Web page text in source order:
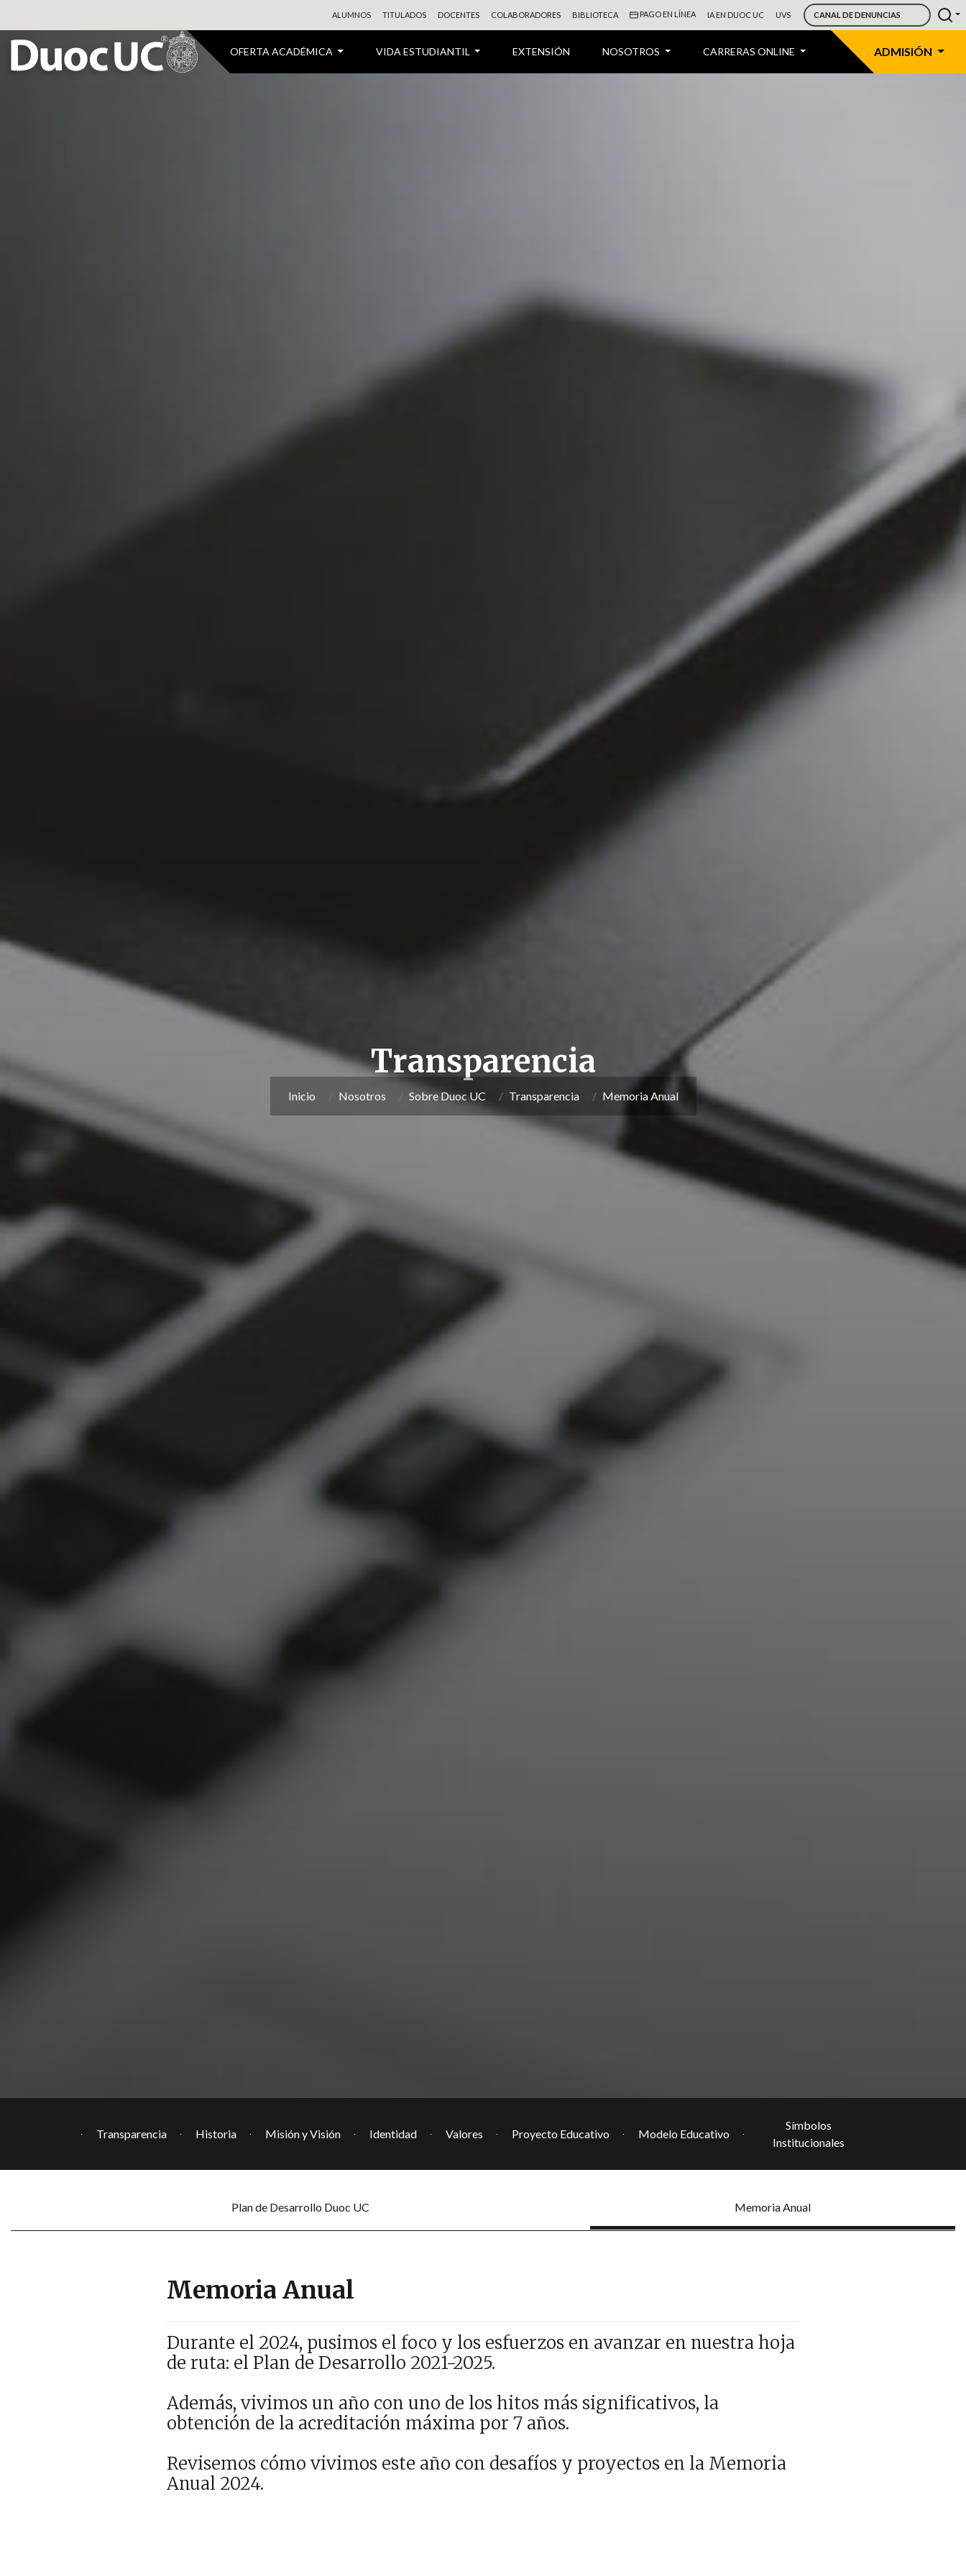
OFERTA ACADÉMICA VIDA ESTUDIANTIL EXTENSIÓN NOSOTROS CARRERAS ONLINE ADMISIÓN
ALUMNOS TITULADOS DOCENTES COLABORADORES BIBLIOTECA PAGO EN LÍNEA IA EN DUOC UC UVS CANAL DE DENUNCIAS
Transparencia
Inicio Nosotros Sobre Duoc UC Transparencia Memoria Anual
Transparencia Historia Misión y Visión Identidad Valores Proyecto Educativo Modelo Educativo
Símbolos
Institucionales
Plan de Desarrollo Duoc UC Memoria Anual
Memoria Anual
Durante el 2024, pusimos el foco y los esfuerzos en avanzar en nuestra hoja
de ruta: el Plan de Desarrollo 2021-2025.
Además, vivimos un año con uno de los hitos más significativos, la
obtención de la acreditación máxima por 7 años.
Revisemos cómo vivimos este año con desafíos y proyectos en la Memoria
Anual 2024.